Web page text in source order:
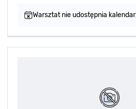
Warsztat nie udostępnia